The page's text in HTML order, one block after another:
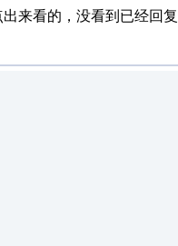
来看的，没看到已经回